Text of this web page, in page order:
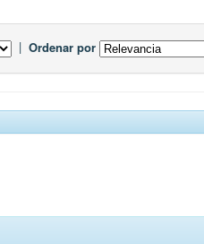
| Ordenar por